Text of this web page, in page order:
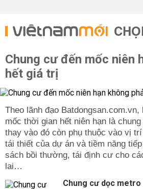
Chung cư đến mốc niên
hết giá trị
Theo lãnh đạo
mốc thời gian hết niên hạn là
thay vào đó còn phụ thuộc vào vị
tái thiết của dự án và tiềm năng
sách bồi thường, tái định cư cho
lai…
Chung cư dọc metro